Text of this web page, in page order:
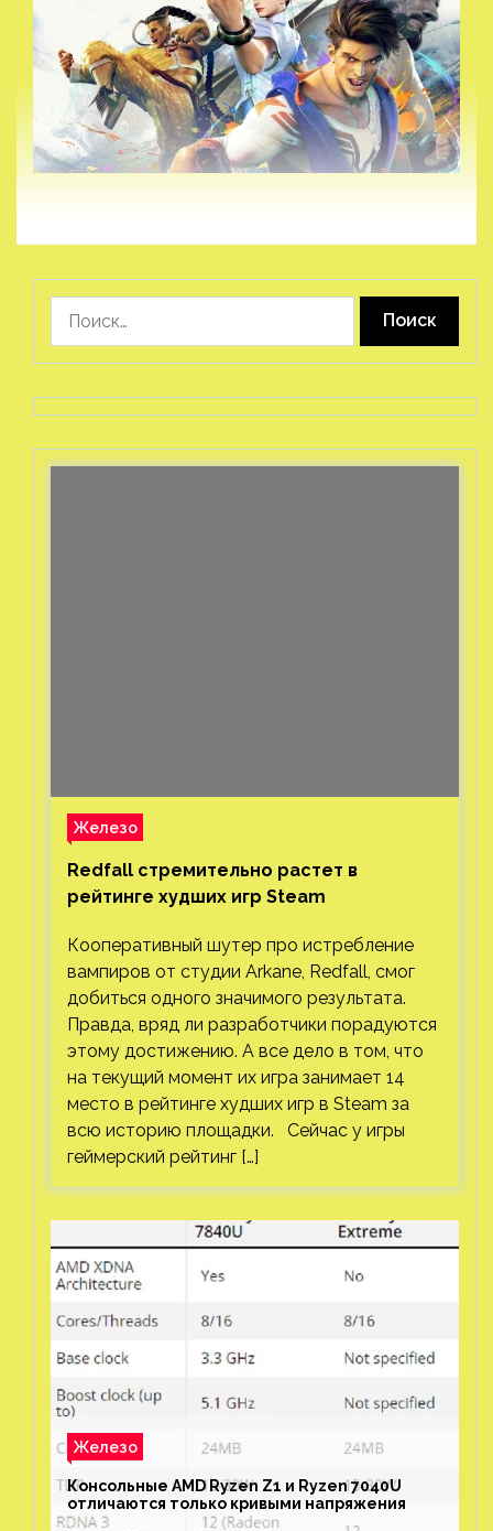
Железо
Redfall стремительно растет в
рейтинге худших игр Steam
Кооперативный шутер про истребление
вампиров от студии Arkane, Redfall, смог
добиться одного значимого результата.
Правда, вряд ли разработчики порадуются
этому достижению. А все дело в том, что
на текущий момент их игра занимает 14
место в рейтинге худших игр в Steam за
всю историю площадки. Сейчас у игры
геймерский рейтинг […]
Железо
Консольные AMD Ryzen Z1 и Ryzen 7040U
отличаются только кривыми напряжения